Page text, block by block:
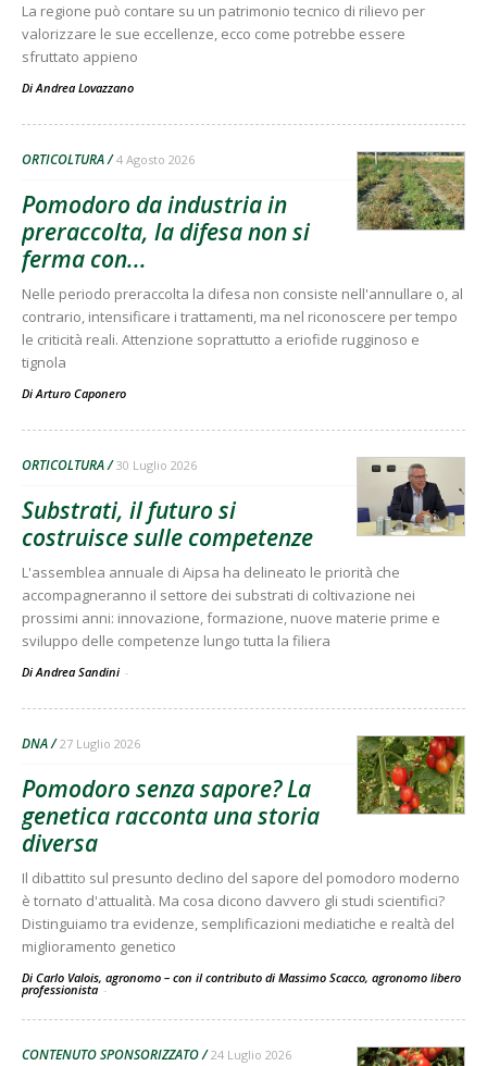
La regione può contare su un patrimonio tecnico di rilievo per
valorizzare le sue eccellenze, ecco come potrebbe essere
sfruttato appieno
DiAndrea Lovazzano
ORTICOLTURA 4 Agosto 2026
Pomodoro da industria in
preraccolta, la difesa non si
ferma con...
Nelle periodo preraccolta la difesa non consiste nell'annullare o, al
contrario, intensificare i trattamenti, ma nel riconoscere per tempo
le criticità reali. Attenzione soprattutto a eriofide rugginoso e
tignola
DiArturo Caponero
ORTICOLTURA 30 Luglio 2026
Substrati, il futuro si
costruisce sulle competenze
L'assemblea annuale di Aipsa ha delineato le priorità che
accompagneranno il settore dei substrati di coltivazione nei
prossimi anni: innovazione, formazione, nuove materie prime e
sviluppo delle competenze lungo tutta la filiera
Di Andrea Sandini -
DNA 27 Luglio 2026
Pomodoro senza sapore? La
genetica racconta una storia
diversa
Il dibattito sul presunto declino del sapore del pomodoro moderno
è tornato d'attualità. Ma cosa dicono davvero gli studi scientifici?
Distinguiamo tra evidenze, semplificazioni mediatiche e realtà del
miglioramento genetico
Di Carlo Valois, agronomo – con il contributo di Massimo Scacco, agronomo libero
professionista -
CONTENUTO SPONSORIZZATO 24 Luglio 2026